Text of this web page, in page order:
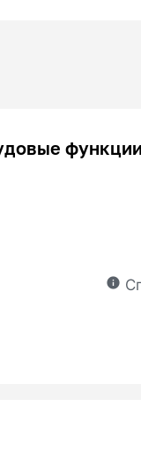
функции
info